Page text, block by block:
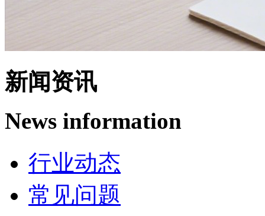
新闻资讯
News information
行业动态
常见问题